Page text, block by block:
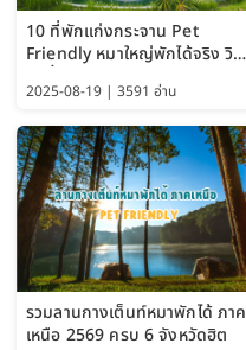
10 ที่พักแก่งกระจาน Pet
Friendly หมาใหญ่พักได้จริง วิว
2025-08-19 | 3591 อ่าน
รวมลานกางเต็นท์หมาพักได้ ภาค
เหนือ 2569 ครบ 6 จังหวัดฮิต